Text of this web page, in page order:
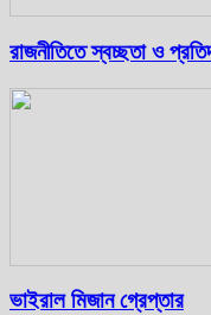
রাজনীতিতে স্বচ্ছতা ও
ভাইরাল মিজান গ্রেপ্তার